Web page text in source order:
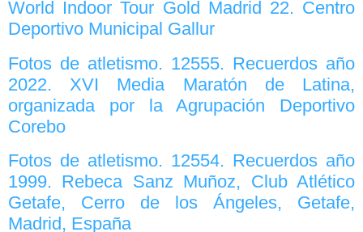
World Indoor Tour Gold Madrid 22. Centro
Deportivo Municipal Gallur
Fotos de atletismo. 12555. Recuerdos año
2022. XVI Media Maratón de Latina,
organizada por la Agrupación Deportivo
Corebo
Fotos de atletismo. 12554. Recuerdos año
1999. Rebeca Sanz Muñoz, Club Atlético
Getafe, Cerro de los Ángeles, Getafe,
Madrid, España